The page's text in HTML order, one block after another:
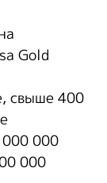
Gold
свыше 400
000
000